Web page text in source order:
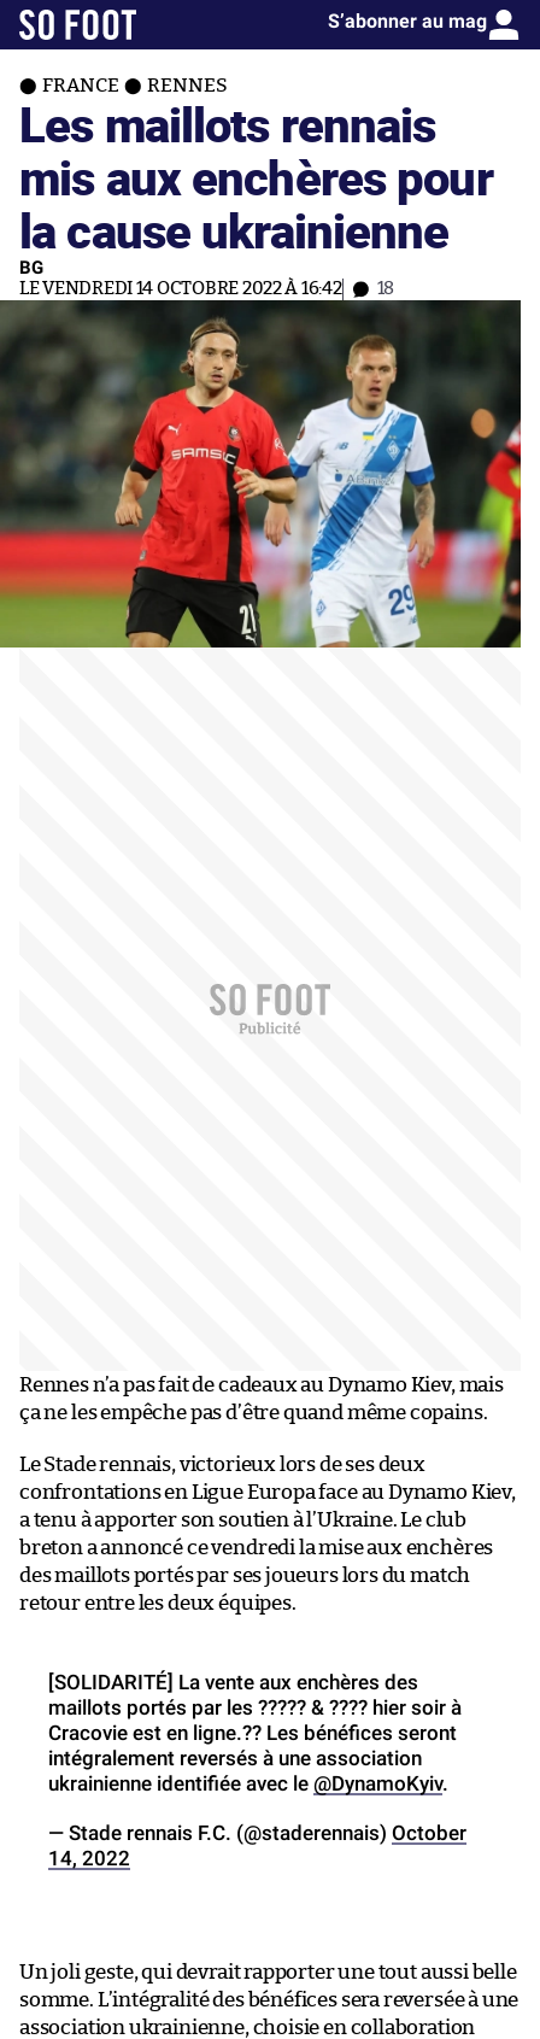
S’abonner au mag
FRANCE RENNES
Les maillots rennais
mis aux enchères pour
la cause ukrainienne
BG
LE VENDREDI 14 OCTOBRE 2022 À 16:42 18
Rennes n’a pas fait de cadeaux au Dynamo Kiev, mais
ça ne les empêche pas d’être quand même copains.
Le Stade rennais, victorieux lors de ses deux
confrontations en Ligue Europa face au Dynamo Kiev,
a tenu à apporter son soutien à l’Ukraine. Le club
breton a annoncé ce vendredi la mise aux enchères
des maillots portés par ses joueurs lors du match
retour entre les deux équipes.
[SOLIDARITÉ] La vente aux enchères des
maillots portés par les ????? & ???? hier soir à
Cracovie est en ligne.?? Les bénéfices seront
intégralement reversés à une association
ukrainienne identifiée avec le @DynamoKyiv.
— Stade rennais F.C. (@staderennais) October
14, 2022
Un joli geste, qui devrait rapporter une tout aussi belle
somme. L’intégralité des bénéfices sera reversée à une
association ukrainienne, choisie en collaboration